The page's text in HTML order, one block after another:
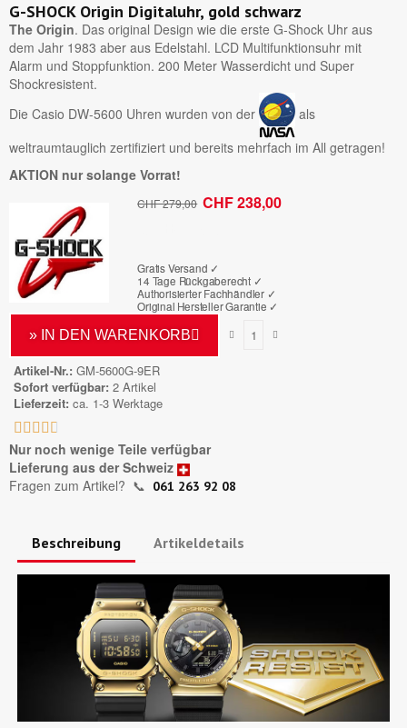
G-SHOCK Origin Digitaluhr, gold schwarz
The Origin. Das original Design wie die erste G-Shock Uhr aus
dem Jahr 1983 aber aus Edelstahl. LCD Multifunktionsuhr mit
Alarm und Stoppfunktion. 200 Meter Wasserdicht und Super
Shockresistent.
Die Casio DW-5600 Uhren wurden von der
als
weltraumtauglich zertifiziert und bereits mehrfach im All getragen!
AKTION nur solange Vorrat!
CHF 279,00 CHF 238,00
Gratis Versand ✓
14 Tage Rückgaberecht ✓
Authorisierter Fachhändler ✓
Original Hersteller Garantie ✓
» IN DEN WARENKORB
Artikel-Nr. GM-5600G-9ER
Sofort verfügbar 2 Artikel
Lieferzeit ca. 1-3 Werktage
    
Nur noch wenige Teile verfügbar
Lieferung aus der Schweiz
Fragen zum Artikel? 📞 061 263 92 08
Beschreibung Artikeldetails